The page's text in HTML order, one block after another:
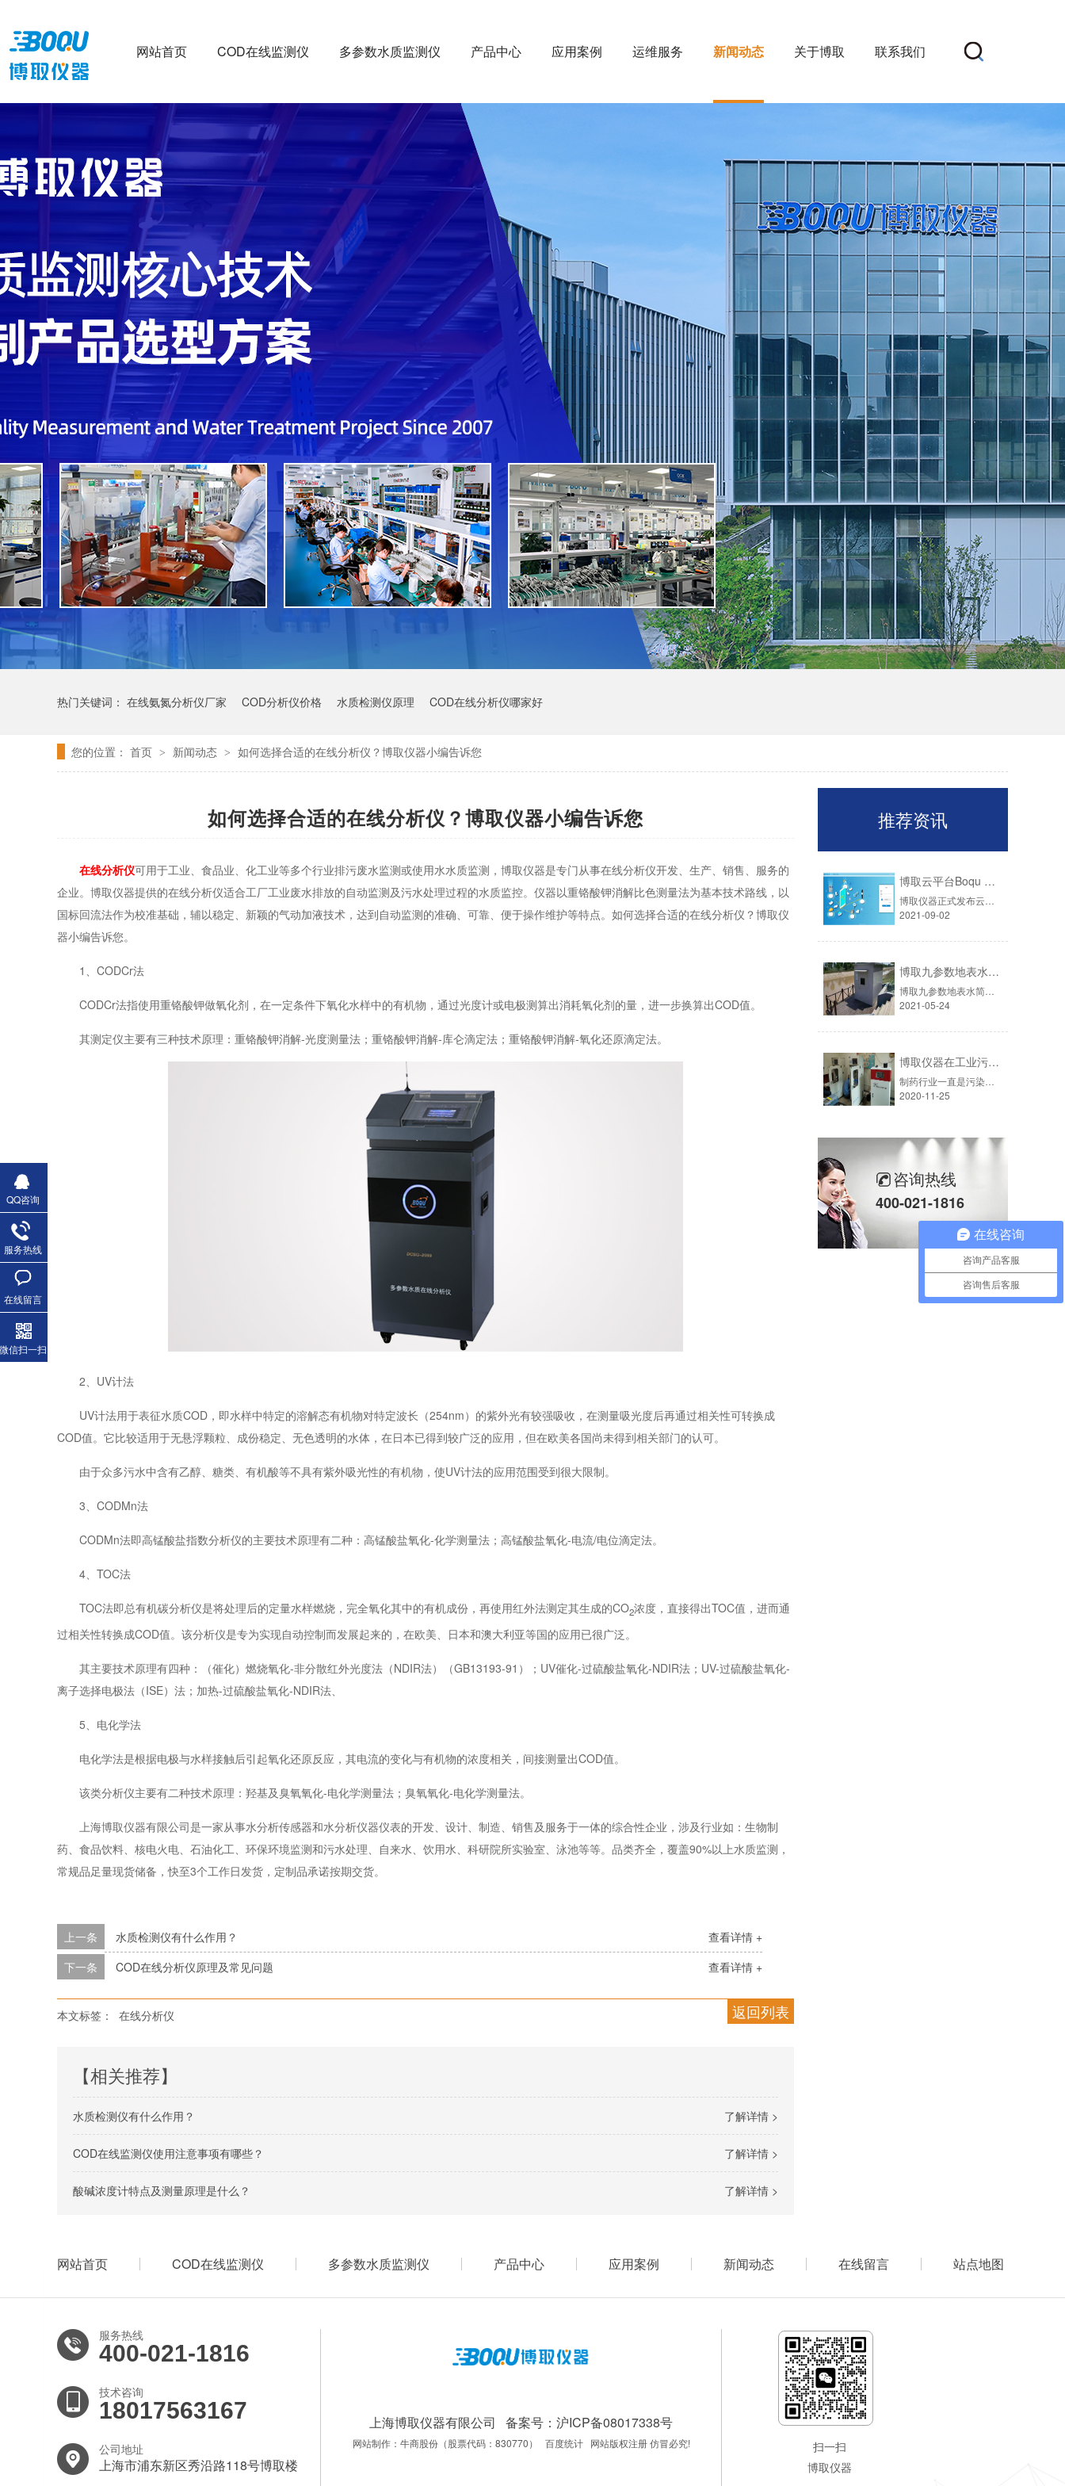
网站首页 COD在线监测仪 多参数水质监测仪 产品中心 应用案例 运维服务 新闻动态 关于博取 联系我们
热门关键词： 在线氨氮分析仪厂家 COD分析仪价格 水质检测仪原理 COD在线分析仪哪家好
您的位置： 首页 > 新闻动态 > 如何选择合适的在线分析仪？博取仪器小编告诉您
如何选择合适的在线分析仪？博取仪器小编告诉您
在线分析仪可用于工业、食品业、化工业等多个行业排污废水监测或使用水水质监测，博取仪器是专门从事在线分析仪开发、生产、销售、服务的
企业。博取仪器提供的在线分析仪适合工厂工业废水排放的自动监测及污水处理过程的水质监控。仪器以重铬酸钾消解比色测量法为基本技术路线，以
国标回流法作为校准基础，辅以稳定、新颖的气动加液技术，达到自动监测的准确、可靠、便于操作维护等特点。如何选择合适的在线分析仪？博取仪
器小编告诉您。
1、CODCr法
CODCr法指使用重铬酸钾做氧化剂，在一定条件下氧化水样中的有机物，通过光度计或电极测算出消耗氧化剂的量，进一步换算出COD值。
其测定仪主要有三种技术原理：重铬酸钾消解-光度测量法；重铬酸钾消解-库仑滴定法；重铬酸钾消解-氧化还原滴定法。
2、UV计法
UV计法用于表征水质COD，即水样中特定的溶解态有机物对特定波长（254nm）的紫外光有较强吸收，在测量吸光度后再通过相关性可转换成
COD值。它比较适用于无悬浮颗粒、成份稳定、无色透明的水体，在日本已得到较广泛的应用，但在欧美各国尚未得到相关部门的认可。
由于众多污水中含有乙醇、糖类、有机酸等不具有紫外吸光性的有机物，使UV计法的应用范围受到很大限制。
3、CODMn法
CODMn法即高锰酸盐指数分析仪的主要技术原理有二种：高锰酸盐氧化-化学测量法；高锰酸盐氧化-电流/电位滴定法。
4、TOC法
TOC法即总有机碳分析仪是将处理后的定量水样燃烧，完全氧化其中的有机成份，再使用红外法测定其生成的CO2浓度，直接得出TOC值，进而通
过相关性转换成COD值。该分析仪是专为实现自动控制而发展起来的，在欧美、日本和澳大利亚等国的应用已很广泛。
其主要技术原理有四种：（催化）燃烧氧化-非分散红外光度法（NDIR法）（GB13193-91）；UV催化-过硫酸盐氧化-NDIR法；UV-过硫酸盐氧化-
离子选择电极法（ISE）法；加热-过硫酸盐氧化-NDIR法、
5、电化学法
电化学法是根据电极与水样接触后引起氧化还原反应，其电流的变化与有机物的浓度相关，间接测量出COD值。
该类分析仪主要有二种技术原理：羟基及臭氧氧化-电化学测量法；臭氧氧化-电化学测量法。
上海博取仪器有限公司是一家从事水分析传感器和水分析仪器仪表的开发、设计、制造、销售及服务于一体的综合性企业，涉及行业如：生物制
药、食品饮料、核电火电、石油化工、环保环境监测和污水处理、自来水、饮用水、科研院所实验室、泳池等等。品类齐全，覆盖90%以上水质监测，
常规品足量现货储备，快至3个工作日发货，定制品承诺按期交货。
查看详情 +
上一条
水质检测仪有什么作用？
查看详情 +
下一条 COD在线分析仪原理及常见问题
返回列表
本文标签： 在线分析仪
【相关推荐】
了解详情 >
水质检测仪有什么作用？
了解详情 >
COD在线监测仪使用注意事项有哪些？
了解详情 >
酸碱浓度计特点及测量原理是什么？
推荐资讯
博取云平台Boqu Cloud V1.0正式发布
2021-09-02
博取九参数地表水简易站IMWS60在水利工程水质监测中的应用
2021-05-24
博取仪器在工业污水监测中的应用
2020-11-25
咨询热线
400-021-1816
网站首页 COD在线监测仪 多参数水质监测仪 产品中心 应用案例 新闻动态 在线留言 站点地图
服务热线
400-021-1816
技术咨询
18017563167
公司地址
上海市浦东新区秀沿路118号博取楼
上海博取仪器有限公司 备案号： 沪ICP备08017338号
网站制作：牛商股份（股票代码：830770） 百度统计 网站版权注册 仿冒必究!
扫一扫
博取仪器
QQ咨询
服务热线
在线留言
微信扫一扫
在线咨询
咨询产品客服
咨询售后客服